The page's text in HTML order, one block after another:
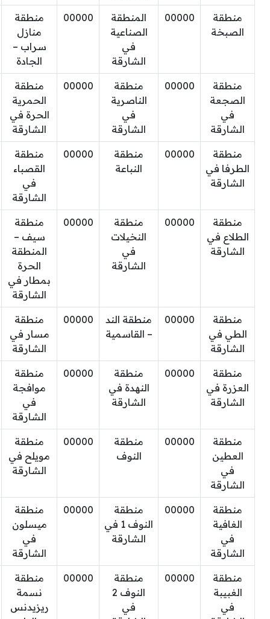
منطقة
الصبخة
00000
المنطقة
الصناعية
في
الشارقة
00000
منطقة
منازل
سراب –
الجادة
منطقة
الصجعة
في
الشارقة
00000
منطقة
الناصرية
في
الشارقة
00000
منطقة
الحمرية
الحرة في
الشارقة
منطقة
الطرفا في
الشارقة
00000
منطقة
النباعة
00000
منطقة
القصباء
في
الشارقة
منطقة
الطلاع في
الشارقة
00000
منطقة
النخيلات
في
الشارقة
00000
منطقة
سيف –
المنطقة
الحرة
بمطار في
الشارقة‬
منطقة
الطي في
الشارقة
00000
منطقة الند
– القاسمية
00000
منطقة
مسار في
الشارقة
منطقة
العزرة في
الشارقة
00000
منطقة
النهدة في
الشارقة
00000
منطقة
موافجة
في
الشارقة
منطقة
العطين
في
الشارقة
00000
منطقة
النوف
00000
منطقة
مويلح في
الشارقة
منطقة
الغافية
في
الشارقة
00000
منطقة
النوف 1 في
الشارقة
00000
منطقة
ميسلون
في
الشارقة
منطقة
الغبيبة
في
00000
منطقة
النوف 2
في
00000
منطقة
نسمة
ريزيدنس